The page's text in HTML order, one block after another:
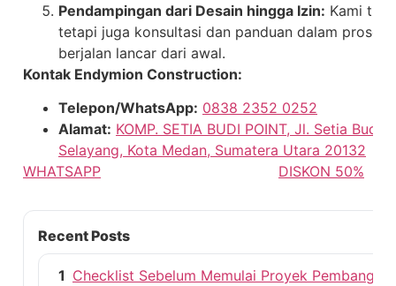
Pendampingan dari Desain hingga Izin: Kami
tetapi juga konsultasi dan panduan dalam proses
berjalan lancar dari awal.
Kontak Endymion Construction:
Telepon/WhatsApp: 0838 2352 0252
Alamat: KOMP. SETIA BUDI POINT, Jl. Setia Budi
Selayang, Kota Medan, Sumatera Utara 20132
WHATSAPP
DISKON 50%
Recent Posts
1 Checklist Sebelum Memulai Proyek